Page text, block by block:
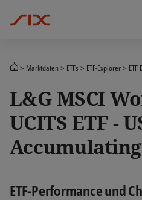
Marktdaten ETFs ETF-Explorer ETF
L&G MSCI
UCITS ETF -
Accumulating
ETF-Performance und